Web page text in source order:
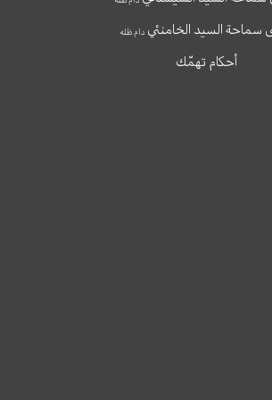
سماحة السيد الخامنئيدام ظله
أحكام تهمّك